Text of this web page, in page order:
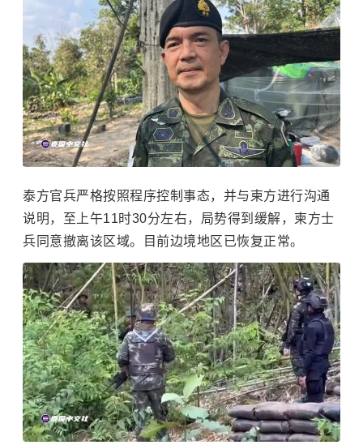
泰方官兵严格按照程序控制事态，并与柬方进行沟通
说明，至上午11时30分左右，局势得到缓解，柬方士
兵同意撤离该区域。目前边境地区已恢复正常。